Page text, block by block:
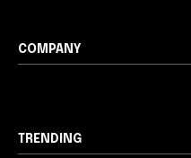
COMPANY
TRENDING